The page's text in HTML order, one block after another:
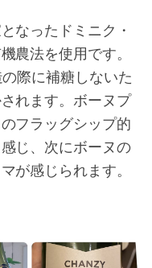
なったドミニク・
農法を使用です。
際に補糖しないた
れます。ボーヌプ
フラッグシップ的
じ、次にボーヌの
が感じられます。